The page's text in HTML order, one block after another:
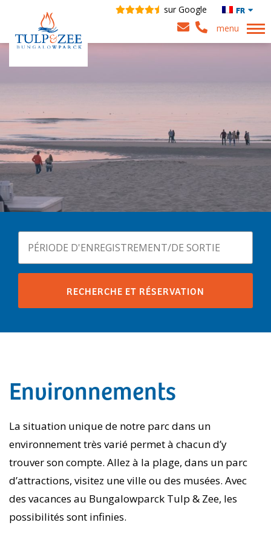
FR
sur Google
menu
Environnements
La situation unique de notre parc dans un
environnement très varié permet à chacun d’y
trouver son compte. Allez à la plage, dans un parc
d’attractions, visitez une ville ou des musées. Avec
des vacances au Bungalowparck Tulp & Zee, les
possibilités sont infinies.